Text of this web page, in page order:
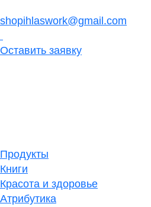
shopihlaswork@gmail.com
Оставить заявку
Продукты
Книги
Красота и здоровье
Атрибутика